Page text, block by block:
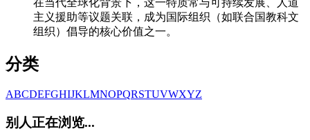
主义援助等议题关联，成为国际组织（如联合国教科文
组织）倡导的核心价值之一。
分类
ABCDEFGHIJKLMNOPQRSTUVWXYZ
别人正在浏览...